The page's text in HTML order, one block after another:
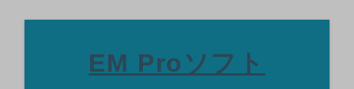
EM Proソフト